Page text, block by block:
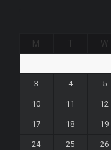
M T W
3 4 5
10 11 12
17 18 19
24 25 26